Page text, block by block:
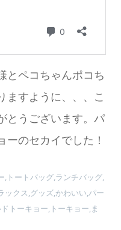
とペコちゃんポコち
ますように、、、こ
とうございます。パ
のセカイでした！
,トートバッグ,ランチバッグ,
ックス,グッズ,かわいい,パー
トーキョー,トーキョー,ま